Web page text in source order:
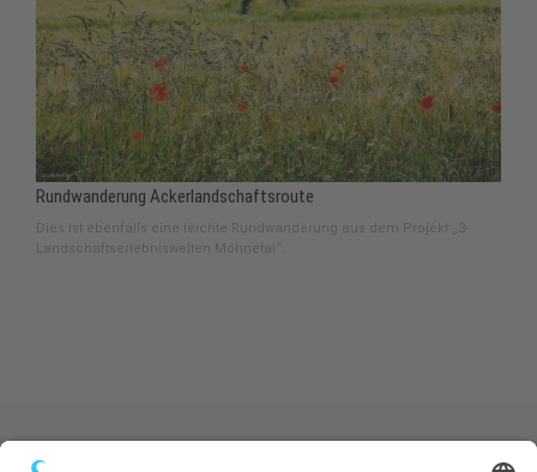
Rundwanderung Ackerlandschaftsroute
Dies ist ebenfalls eine leichte Rundwanderung aus dem Projekt „3-
Landschaftserlebniswelten Möhnetal“.